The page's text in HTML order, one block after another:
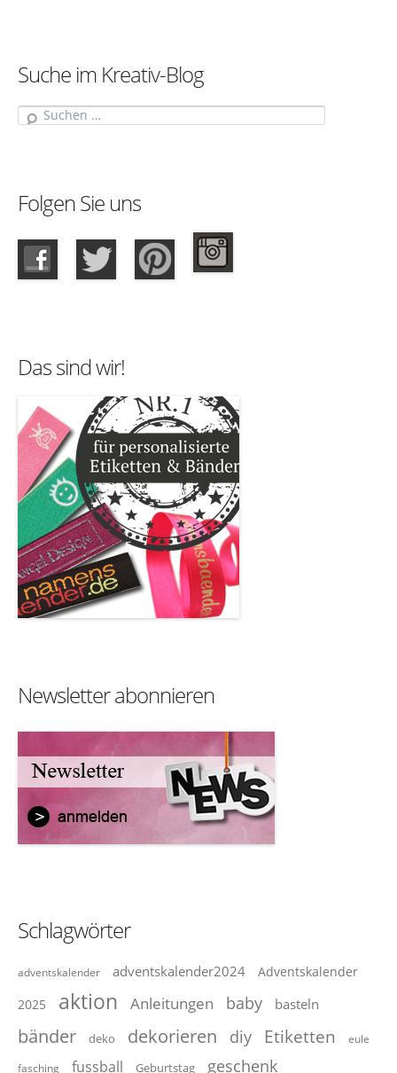
Suche im Kreativ-Blog
Suche
Folgen Sie uns
Das sind wir!
Newsletter abonnieren
Schlagwörter
adventskalender adventskalender2024
Adventskalender
2025
aktion Anleitungen baby basteln
bänder deko dekorieren diy Etiketten eule
fasching fussball Geburtstag geschenk